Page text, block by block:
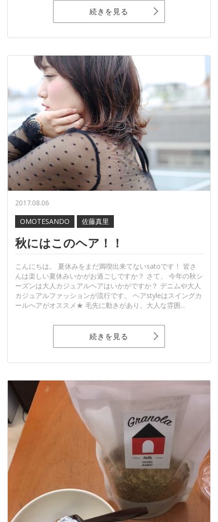
続きを見る
2017.08.06
OMOTESANDO
佐藤真里
秋にはこのヘア！！
こんにちは。 夏休みをまだ満喫出来てないsatoです！ 皆さ
んは楽しい夏休みいかがお過ごしですか？ さて、 今年の秋シ
ーズンは大人カジュアルヘアはいかがですか？ デニムや大人
カジュアルファッションが流行です。 ヘアstyleはスイングカ
ールヘアがオススメ★ 毛先に動きがあり、大人な雰囲...
続きを見る